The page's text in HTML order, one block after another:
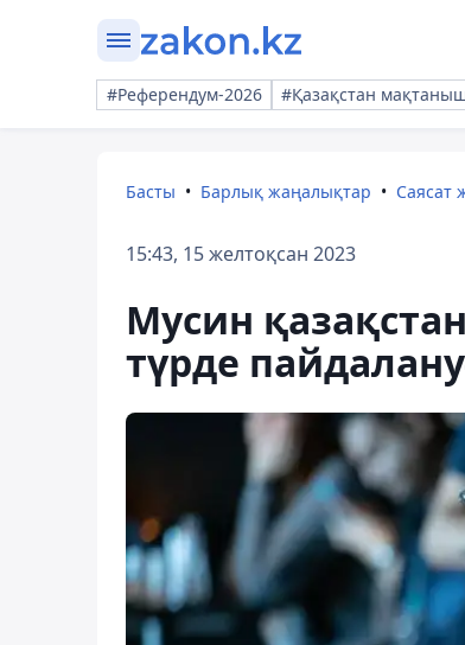
#Референдум-2026 #Қазақстан
Басты Барлық жаңалықтар Саясат
15:43, 15 желтоқсан 2023
Мусин
түрде